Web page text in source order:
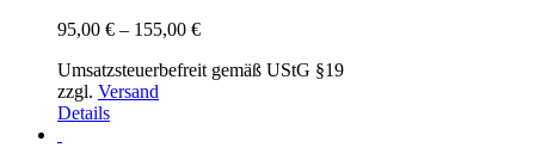
95,00 € – 155,00 €Preisspanne:
bis
Umsatzsteuerbefreit gemäß UStG §19
zzgl. Versand
Details